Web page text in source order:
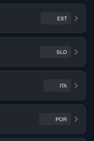
EST
SLO
ITA
POR